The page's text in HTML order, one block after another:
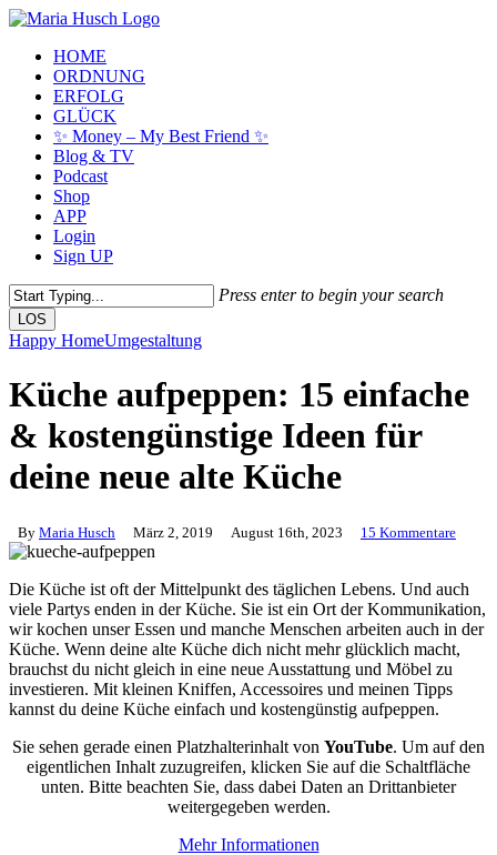
Skip
main
content
Menu
HOME
ORDNUNG
ERFOLG
GLÜCK
✨ Money – My Best Friend ✨
Blog & TV
Podcast
Shop
APP
Login
Sign UP
Press enter to begin your search
LOS
Close
Happy HomeUmgestaltung
Küche aufpeppen: 15 einfache
& kostengünstige Ideen für
deine neue alte Küche
By Maria Husch März 2, 2019 August 16th, 2023 15 Kommentare
Die Küche ist oft der Mittelpunkt des täglichen Lebens. Und auch
viele Partys enden in der Küche. Sie ist ein Ort der Kommunikation,
wir kochen unser Essen und manche Menschen arbeiten auch in der
Küche. Wenn deine alte Küche dich nicht mehr glücklich macht,
brauchst du nicht gleich in eine neue Ausstattung und Möbel zu
investieren. Mit kleinen Kniffen, Accessoires und meinen Tipps
kannst du deine Küche einfach und kostengünstig aufpeppen.
Sie sehen gerade einen Platzhalterinhalt von YouTube. Um auf den
eigentlichen Inhalt zuzugreifen, klicken Sie auf die Schaltfläche
unten. Bitte beachten Sie, dass dabei Daten an Drittanbieter
weitergegeben werden.
Mehr Informationen